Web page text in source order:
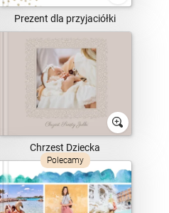
Prezent dla przyjaciółki
Chrzest Dziecka
Polecamy